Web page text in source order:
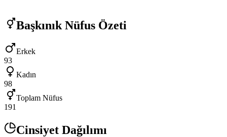
Başkınık Nüfus Özeti
Erkek
93
Kadın
98
Toplam Nüfus
191
Cinsiyet Dağılımı